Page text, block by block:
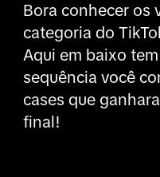
Bora conhecer os
categoria do
Aqui em baixo
sequência você
cases que
final!